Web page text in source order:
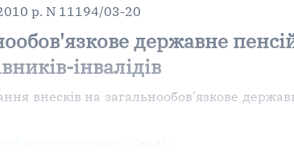
р. N 11194/03-20
державне
інвалідів
внесків на загальнообов'язкове